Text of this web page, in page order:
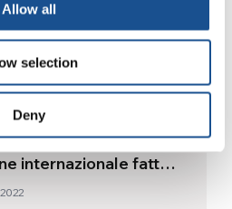
Allow all
selection
Deny
con la Repubblica
2015
una
internazionale fatta